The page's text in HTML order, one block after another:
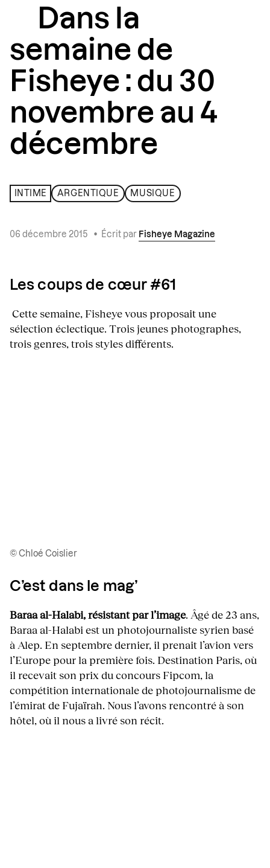
Dans la
semaine de
Fisheye : du 30
novembre au 4
décembre
INTIME ARGENTIQUE MUSIQUE
06 décembre 2015 • Écrit par Fisheye Magazine
Les coups de cœur #61
Cette semaine, Fisheye vous proposait une
sélection éclectique. Trois jeunes photographes,
trois genres, trois styles différents.
© Chloé Coislier
C’est dans le mag’
Baraa al-Halabi, résistant par l’image. Âgé de 23 ans,
Baraa al-Halabi est un photojournaliste syrien basé
à Alep. En septembre dernier, il prenait l’avion vers
l’Europe pour la première fois. Destination Paris, où
il recevait son prix du concours Fipcom, la
compétition internationale de photojournalisme de
l’émirat de Fujaïrah. Nous l’avons rencontré à son
hôtel, où il nous a livré son récit.